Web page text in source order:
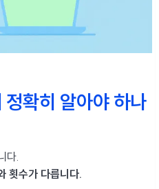
확히 알아야 하나
다.
횟수가 다릅니다.